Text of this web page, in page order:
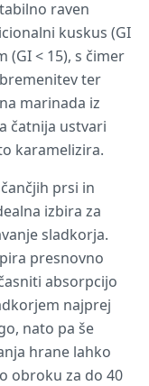
raven
kuskus (GI
(GI < 15), s čimer
ter
marinada iz
čatnija ustvari
karamelizira.
prsi in
izbira za
sladkorja.
presnovno
absorpcijo
najprej
nato pa še
hrane lahko
obroku za do 40